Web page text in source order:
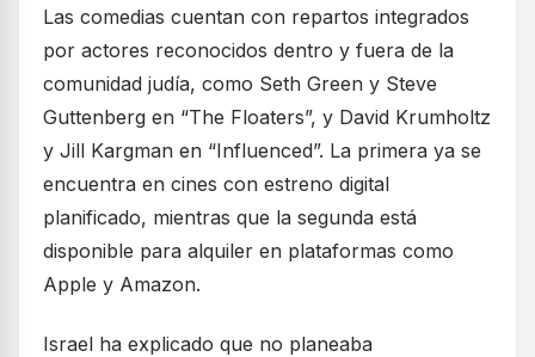
Las comedias cuentan con repartos integrados
por actores reconocidos dentro y fuera de la
comunidad judía, como Seth Green y Steve
Guttenberg en “The Floaters”, y David Krumholtz
y Jill Kargman en “Influenced”. La primera ya se
encuentra en cines con estreno digital
planificado, mientras que la segunda está
disponible para alquiler en plataformas como
Apple y Amazon.
Israel ha explicado que no planeaba